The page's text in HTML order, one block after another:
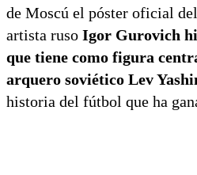
de Moscú el póster oficial
artista ruso Igor Gurovich
que tiene como figura
arquero soviético Lev
historia del fútbol que ha